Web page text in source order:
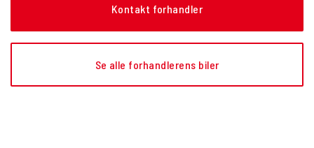
Kontakt forhandler
Se alle forhandlerens biler